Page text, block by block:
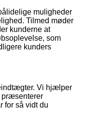
muligheder
Tilmed møder
kunderne at
som
kunders
Vi hjælper
præsenterer
for så vidt du